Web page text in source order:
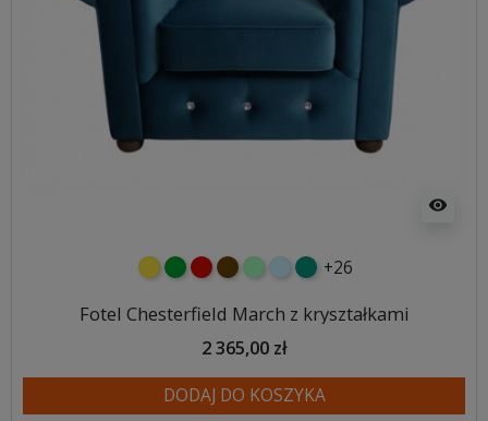
visibility
żółtyzielonyczerwony
czekoladowy
miętowybłękitny
turkusowy
+26
Fotel Chesterfield March z kryształkami
2 365,00 zł
DODAJ DO KOSZYKA